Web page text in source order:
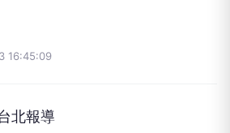
16:45:09
北報導